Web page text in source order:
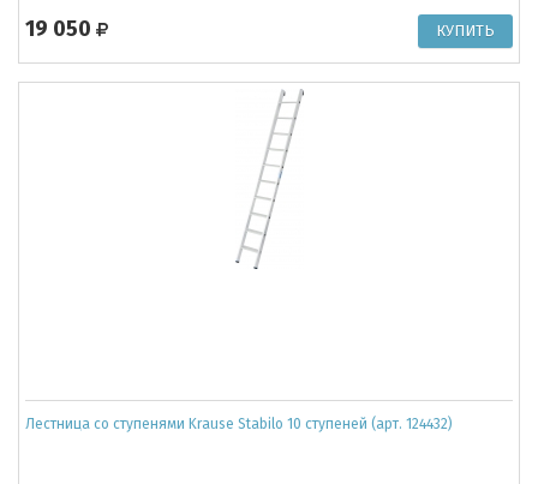
19 050
Лестница со ступенями Krause Stabilo 10 ступеней (арт. 124432)